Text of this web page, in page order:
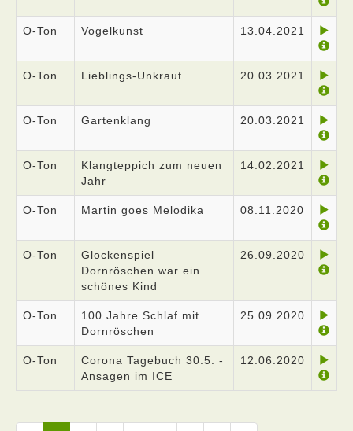
O-Ton Vogelkunst 13.04.2021
O-Ton Lieblings-Unkraut 20.03.2021
O-Ton Gartenklang 20.03.2021
O-Ton
Klangteppich zum neuen
Jahr
14.02.2021
O-Ton Martin goes Melodika 08.11.2020
O-Ton
Glockenspiel
Dornröschen war ein
schönes Kind
26.09.2020
O-Ton
100 Jahre Schlaf mit
Dornröschen
25.09.2020
O-Ton
Corona Tagebuch 30.5. -
Ansagen im ICE
12.06.2020